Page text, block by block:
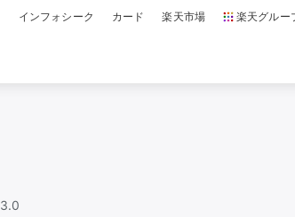
インフォシーク カード 楽天市場 楽天グルー
本/
動
3.0